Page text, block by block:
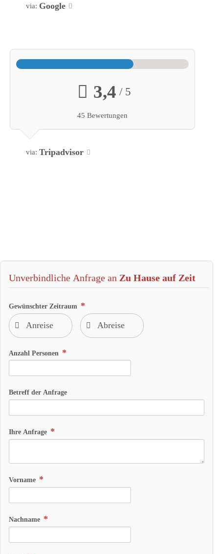
via: Google
3,4 / 5
45 Bewertungen
via: Tripadvisor
Unverbindliche Anfrage an Zu Hause auf Zeit
Gewünschter Zeitraum
Anzahl Personen
Betreff der Anfrage
Ihre Anfrage
Vorname
Nachname